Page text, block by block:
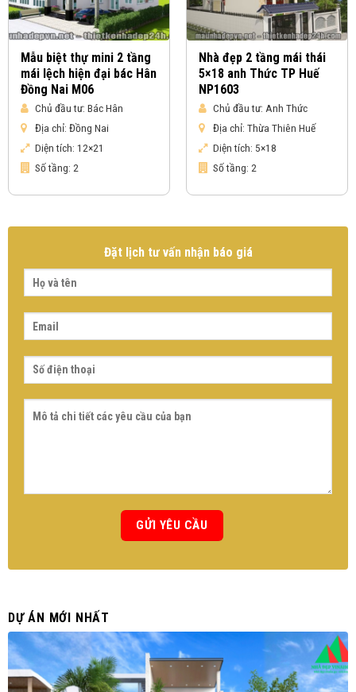
Mẫu biệt thự mini 2 tầng
mái lệch hiện đại bác Hân
Đồng Nai M06
Chủ đầu tư: Bác Hân
Địa chỉ: Đồng Nai
Diện tích: 12×21
Số tầng: 2
Nhà đẹp 2 tầng mái thái
5×18 anh Thức TP Huế
NP1603
Chủ đầu tư: Anh Thức
Địa chỉ: Thừa Thiên Huế
Diện tích: 5×18
Số tầng: 2
Đặt lịch tư vấn nhận báo giá
DỰ ÁN MỚI NHẤT